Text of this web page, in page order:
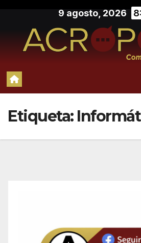
contenido
9 agosto, 2026
Etiqueta: